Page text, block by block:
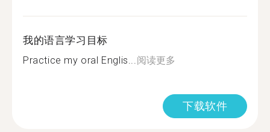
我的语言学习目标
Practice my oral Englis...阅读更多
下载软件